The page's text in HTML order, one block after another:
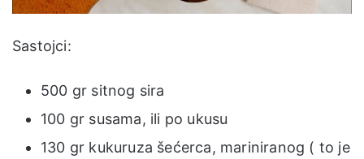
Sastojci:
500 gr sitnog sira
100 gr susama, ili po ukusu
130 gr kukuruza šećerca, mariniranog ( to je